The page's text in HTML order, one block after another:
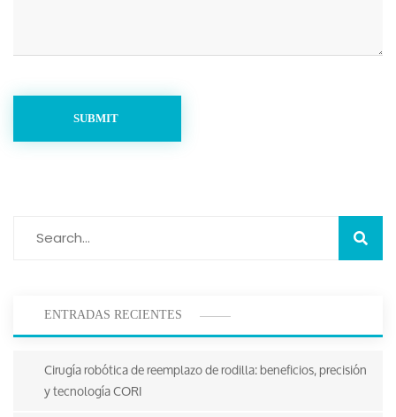
SUBMIT
ENTRADAS RECIENTES
Cirugía robótica de reemplazo de rodilla: beneficios, precisión
y tecnología CORI